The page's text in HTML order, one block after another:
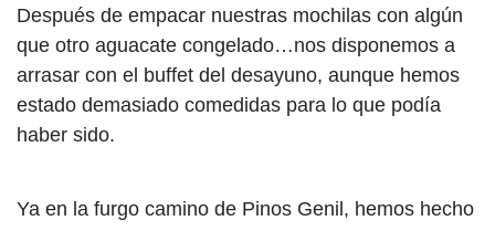
Después de empacar nuestras mochilas con algún
que otro aguacate congelado…nos disponemos a
arrasar con el buffet del desayuno, aunque hemos
estado demasiado comedidas para lo que podía
haber sido.
Ya en la furgo camino de Pinos Genil, hemos hecho